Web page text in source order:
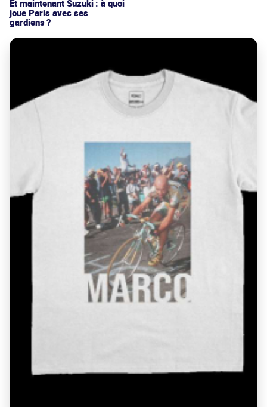
Et maintenant Suzuki : à quoi
joue Paris avec ses
gardiens ?